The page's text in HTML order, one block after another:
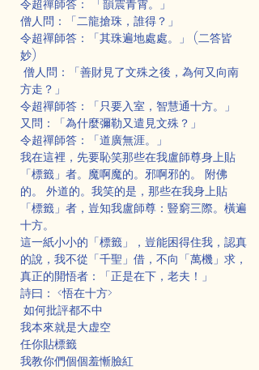
令超禪師答： 「韻震青霄。」
僧人問：「二龍搶珠，誰得？」
令超禪師答：「其珠遍地處處。」 (二答皆
妙)
僧人問：「善財見了文殊之後，為何又向南
方走？」
令超禪師答：「只要入室，智慧通十方。」
又問：「為什麼彌勒又遣見文殊？」
令超禪師答：「道廣無涯。」
我在這裡，先要恥笑那些在我盧師尊身上貼
「標籤」者。魔啊魔的。邪啊邪的。 附佛
的。 外道的。我笑的是，那些在我身上貼
「標籤」者，豈知我盧師尊：豎窮三際。橫遍
十方。
這一紙小小的「標籤」，豈能困得住我，認真
的說，我不從「千聖」借，不向「萬機」求，
真正的開悟者：「正是在下，老夫！」
詩曰： <悟在十方>
如何批評都不中
我本來就是大虚空
任你貼標籤
我教你們個個羞慚臉紅